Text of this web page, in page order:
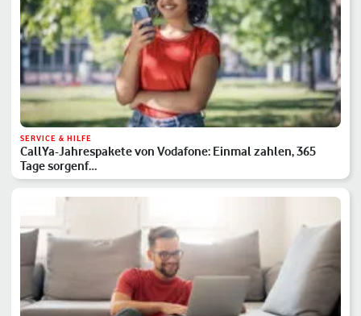
SERVICE & HILFE
CallYa-Jahrespakete von Vodafone: Einmal zahlen, 365
Tage sorgenf…